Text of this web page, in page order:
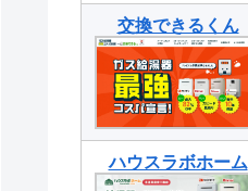
交換できるくん
ハウスラボホーム